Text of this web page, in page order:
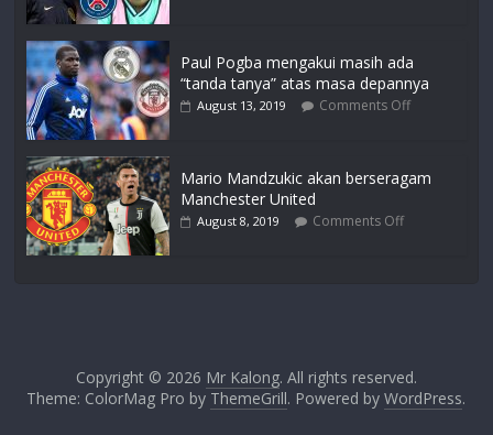
Paul Pogba mengakui masih ada
“tanda tanya” atas masa depannya
August 13, 2019 Comments Off
Mario Mandzukic akan berseragam
Manchester United
August 8, 2019 Comments Off
Copyright © 2026 Mr Kalong. All rights reserved.
Theme: ColorMag Pro by ThemeGrill. Powered byWordPress.